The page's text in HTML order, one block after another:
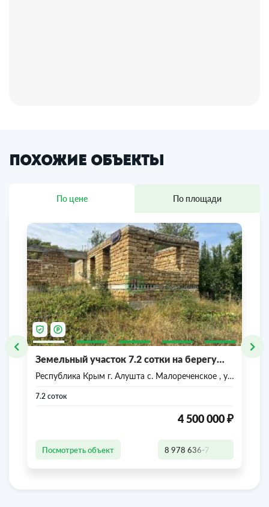
Похожие объекты
По цене По площади
Земельный участок 7.2 сотки на берегу
моря.
Республика Крым г. Алушта с. Малореченское , ул
7.2 соток
4 500 000 ₽
Посмотреть объект 8 978 636-77-47